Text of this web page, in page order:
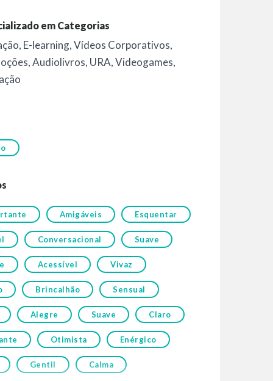
em Categorias
, E-learning,Vídeos Corporativos,
,Audiolivros, URA,Videogames,
Amigáveis Esquentar
Conversacional Suave
Acessível Vivaz
Brincalhão Sensual
Alegre Suave Claro
Otimista Enérgico
Gentil Calma